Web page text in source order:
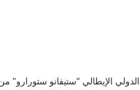
الإيطالي “ستيفانو ستورارو”